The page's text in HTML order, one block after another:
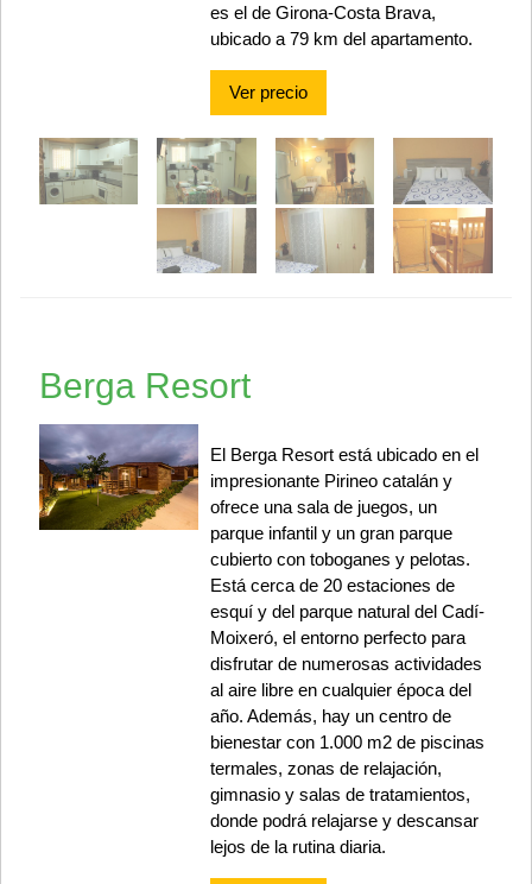
es el de Girona-Costa Brava,
ubicado a 79 km del apartamento.
Ver precio
Berga Resort
El Berga Resort está ubicado en el
impresionante Pirineo catalán y
ofrece una sala de juegos, un
parque infantil y un gran parque
cubierto con toboganes y pelotas.
Está cerca de 20 estaciones de
esquí y del parque natural del Cadí-
Moixeró, el entorno perfecto para
disfrutar de numerosas actividades
al aire libre en cualquier época del
año. Además, hay un centro de
bienestar con 1.000 m2 de piscinas
termales, zonas de relajación,
gimnasio y salas de tratamientos,
donde podrá relajarse y descansar
lejos de la rutina diaria.